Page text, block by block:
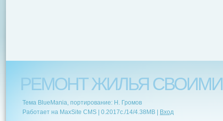
РЕМОНТ ЖИЛЬЯ
Тема BlueMania, портирование: Н. Громов
Работает на MaxSite CMS | 0.2017c./14/4.38MB | Вход